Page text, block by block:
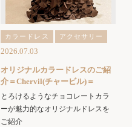
カラードレス アクセサリー
2026.07.03
オリジナルカラードレスのご紹
介＝Chervil(チャービル)＝
とろけるようなチョコレートカラ
ーが魅力的なオリジナルドレスを
ご紹介